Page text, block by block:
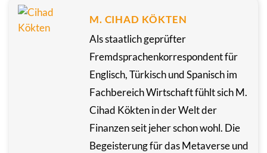
M. CIHAD KÖKTEN
Als staatlich geprüfter
Fremdsprachenkorrespondent für
Englisch, Türkisch und Spanisch im
Fachbereich Wirtschaft fühlt sich M.
Cihad Kökten in der Welt der
Finanzen seit jeher schon wohl. Die
Begeisterung für das Metaverse und